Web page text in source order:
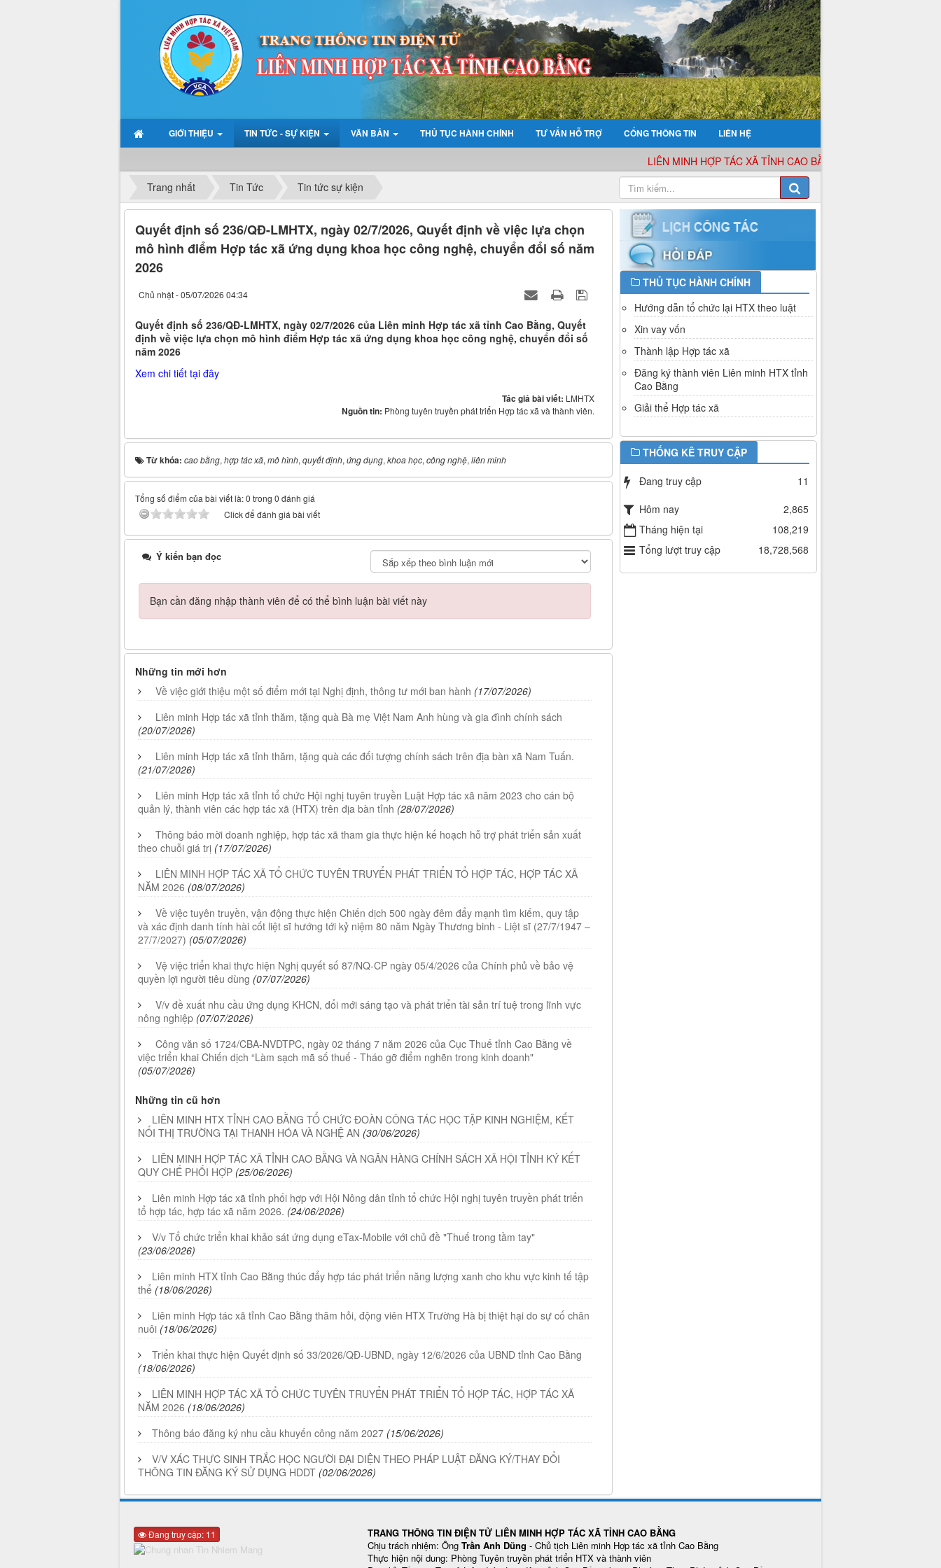
GIỚI THIỆU TIN TỨC - SỰ KIỆN VĂN BẢN THỦ TỤC HÀNH CHÍNH TƯ VẤN HỖ TRỢ CỔNG THÔNG TIN LIÊN HỆ
LIÊN MINH HỢP TÁC XÃ TỈNH CAO BẰNG XIN KÍNH CHÀO QUÝ
Trang nhất
Tin Tức Tin tức sự kiện
Quyết định số 236/QĐ-LMHTX, ngày 02/7/2026, Quyết định về việc lựa chọn
mô hình điểm Hợp tác xã ứng dụng khoa học công nghệ, chuyển đổi số năm
2026
Chủ nhật - 05/07/2026 04:34
Quyết định số 236/QĐ-LMHTX, ngày 02/7/2026 của Liên minh Hợp tác xã tỉnh Cao Bằng, Quyết
định về việc lựa chọn mô hình điểm Hợp tác xã ứng dụng khoa học công nghệ, chuyển đổi số
năm 2026
Xem chi tiết tại đây
Tác giả bài viết: LMHTX
Nguồn tin: Phòng tuyên truyền phát triển Hợp tác xã và thành viên.
Từ khóa: cao bằng, hợp tác xã, mô hình, quyết định, ứng dụng, khoa học, công nghệ, liên minh
Tổng số điểm của bài viết là: 0 trong 0 đánh giá
Click để đánh giá bài viết
Ý kiến bạn đọc
Bạn cần đăng nhập thành viên để có thể bình luận bài viết này
Những tin mới hơn
Về việc giới thiệu một số điểm mới tại Nghị định, thông tư mới ban hành (17/07/2026)
Liên minh Hợp tác xã tỉnh thăm, tặng quà Bà mẹ Việt Nam Anh hùng và gia đình chính sách
(20/07/2026)
Liên minh Hợp tác xã tỉnh thăm, tặng quà các đối tượng chính sách trên địa bàn xã Nam Tuấn.
(21/07/2026)
Liên minh Hợp tác xã tỉnh tổ chức Hội nghị tuyên truyền Luật Hợp tác xã năm 2023 cho cán bộ
quản lý, thành viên các hợp tác xã (HTX) trên địa bàn tỉnh (28/07/2026)
Thông báo mời doanh nghiệp, hợp tác xã tham gia thực hiện kế hoạch hỗ trợ phát triển sản xuất
theo chuỗi giá trị (17/07/2026)
LIÊN MINH HỢP TÁC XÃ TỔ CHỨC TUYÊN TRUYỂN PHÁT TRIỂN TỔ HỢP TÁC, HỢP TÁC XÃ
NĂM 2026 (08/07/2026)
Về việc tuyên truyền, vận động thực hiện Chiến dịch 500 ngày đêm đẩy mạnh tìm kiếm, quy tập
và xác định danh tính hài cốt liệt sĩ hướng tới kỷ niệm 80 năm Ngày Thương binh - Liệt sĩ (27/7/1947 –
27/7/2027) (05/07/2026)
Vệ việc triển khai thực hiện Nghị quyết số 87/NQ-CP ngày 05/4/2026 của Chính phủ về bảo vệ
quyền lợi người tiêu dùng (07/07/2026)
V/v đề xuất nhu cầu ứng dụng KHCN, đổi mới sáng tạo và phát triển tài sản trí tuệ trong lĩnh vực
nông nghiệp (07/07/2026)
Công văn số 1724/CBA-NVDTPC, ngày 02 tháng 7 năm 2026 của Cục Thuế tỉnh Cao Bằng về
việc triển khai Chiến dịch “Làm sạch mã số thuế - Tháo gỡ điểm nghẽn trong kinh doanh"
(05/07/2026)
Những tin cũ hơn
LIÊN MINH HTX TỈNH CAO BẰNG TỔ CHỨC ĐOÀN CÔNG TÁC HỌC TẬP KINH NGHIỆM, KẾT
NỐI THỊ TRƯỜNG TẠI THANH HÓA VÀ NGHỆ AN (30/06/2026)
LIÊN MINH HỢP TÁC XÃ TỈNH CAO BẰNG VÀ NGÂN HÀNG CHÍNH SÁCH XÃ HỘI TỈNH KÝ KẾT
QUY CHẾ PHỐI HỢP (25/06/2026)
Liên minh Hợp tác xã tỉnh phối hợp với Hội Nông dân tỉnh tổ chức Hội nghị tuyên truyền phát triển
tổ hợp tác, hợp tác xã năm 2026. (24/06/2026)
V/v Tổ chức triển khai khảo sát ứng dụng eTax-Mobile với chủ đề "Thuế trong tầm tay"
(23/06/2026)
Liên minh HTX tỉnh Cao Bằng thúc đẩy hợp tác phát triển năng lượng xanh cho khu vực kinh tế tập
thể (18/06/2026)
Liên minh Hợp tác xã tỉnh Cao Bằng thăm hỏi, động viên HTX Trường Hà bị thiệt hại do sự cố chăn
nuôi (18/06/2026)
Triển khai thực hiện Quyết định số 33/2026/QĐ-UBND, ngày 12/6/2026 của UBND tỉnh Cao Bằng
(18/06/2026)
LIÊN MINH HỢP TÁC XÃ TỔ CHỨC TUYÊN TRUYỂN PHÁT TRIỂN TỔ HỢP TÁC, HỢP TÁC XÃ
NĂM 2026 (18/06/2026)
Thông báo đăng ký nhu cầu khuyến công năm 2027 (15/06/2026)
V/V XÁC THỰC SINH TRẮC HỌC NGƯỜI ĐẠI DIỆN THEO PHÁP LUẬT ĐĂNG KÝ/THAY ĐỔI
THÔNG TIN ĐĂNG KÝ SỬ DỤNG HDDT (02/06/2026)
THỦ TỤC HÀNH CHÍNH
Hướng dẫn tổ chức lại HTX theo luật
Xin vay vốn
Thành lập Hợp tác xã
Đăng ký thành viên Liên minh HTX tỉnh
Cao Bằng
Giải thể Hợp tác xã
THỐNG KÊ TRUY CẬP
Đang truy cập
11
Hôm nay
2,865
Tháng hiện tại
108,219
Tổng lượt truy cập
18,728,568
Đang truy cập: 11
TRANG THÔNG TIN ĐIỆN TỬ LIÊN MINH HỢP TÁC XÃ TỈNH CAO BẰNG
Chịu trách nhiệm: Ông Trần Anh Dũng - Chủ tịch Liên minh Hợp tác xã tỉnh Cao Bằng
Thực hiện nội dung: Phòng Tuyên truyền phát triển HTX và thành viên